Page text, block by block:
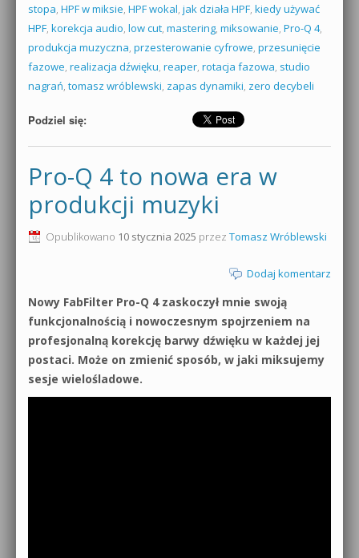
stopa, HPF w miksie, HPF wokal, jak działa HPF, kiedy używać
HPF, korekcja audio, low cut, mastering, miksowanie, Pro-Q 4,
produkcja muzyczna, przesterowanie cyfrowe, przesunięcie
fazowe, realizacja dźwięku, reaper, rotacja fazowa, studio
nagrań, tomasz wróblewski, zapas dynamiki, zero decybeli
Podziel się:
Pro-Q 4 to nowa era w
produkcji muzyki
Opublikowano 10 stycznia 2025 przez Tomasz Wróblewski
Dodaj komentarz
Nowy FabFilter Pro-Q 4 zaskoczył mnie swoją
funkcjonalnością i nowoczesnym spojrzeniem na
profesjonalną korekcję barwy dźwięku w każdej jej
postaci. Może on zmienić sposób, w jaki miksujemy
sesje wielośladowe.